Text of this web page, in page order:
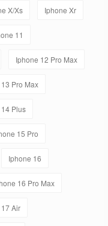
X/Xs Iphone Xr
11
Iphone 12 Pro Max
Pro Max
Plus
15 Pro
Iphone 16
16 Pro Max
Air